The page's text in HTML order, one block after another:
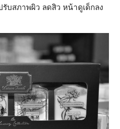
บสภาพผิว ลดสิว หน้าดูเด็กลง